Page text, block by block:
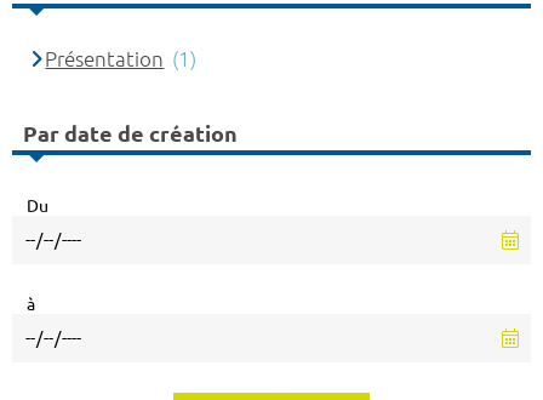
Présentation (1)
Par date de création
Du
à